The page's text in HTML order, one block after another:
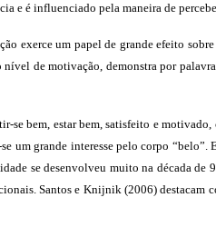
e é influenciado pela maneira de
um papel de grande efeito
de motivação, demonstra por
se bem, estar bem, satisfeito e
grande interesse pelo corpo
se desenvolveu muito na década
Santos e Knijnik(2006) destacam